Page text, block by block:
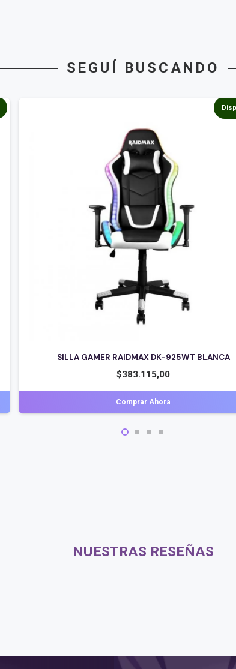
SEGUÍ BUSCANDO
SILLA GAMER RAIDMAX DK-925WT BLANCA
$383.115,00
Comprar Ahora
NUESTRAS RESEÑAS